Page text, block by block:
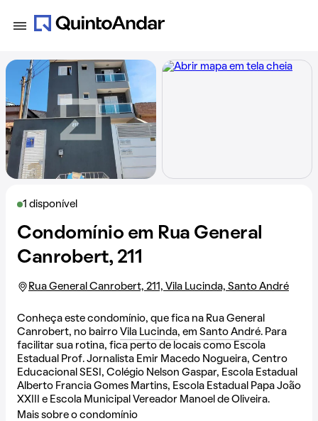
1 disponível
Condomínio em Rua General
Canrobert, 211
Rua General Canrobert, 211, Vila Lucinda, Santo André
Conheça este condomínio, que fica na Rua General
Canrobert, no bairro Vila Lucinda, em Santo André. Para
facilitar sua rotina, fica perto de locais como Escola
Estadual Prof. Jornalista Emir Macedo Nogueira, Centro
Educacional SESI, Colégio Nelson Gaspar, Escola Estadual
Alberto Francia Gomes Martins, Escola Estadual Papa João
XXIII e Escola Municipal Vereador Manoel de Oliveira.
Mais sobre o condomínio